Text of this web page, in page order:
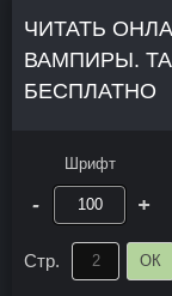
ЧИТАТЬ
ВАМПИРЫ.
БЕСПЛАТНО
Шрифт
- +
Стр. ОК